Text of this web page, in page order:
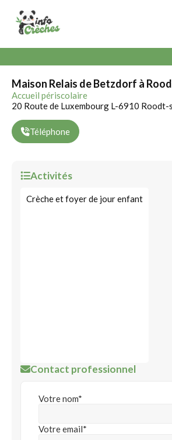
Maison Relais de Betzdorf à
Accueil périscolaire
20 Route de Luxembourg L-6910 Roodt-
Téléphone
Activités
Crèche et foyer de jour enfant
Contact professionnel
Votre nom*
Votre email*